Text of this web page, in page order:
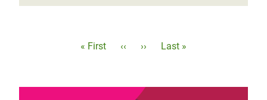
Primera
« First
Página
‹‹
Siguiente
››
Última
Last »